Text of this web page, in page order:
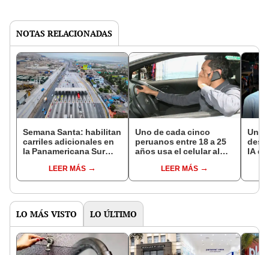
NOTAS RELACIONADAS
Semana Santa: habilitan
carriles adicionales en
la Panamericana Sur
LEER MÁS
Uno de cada cinco
peruanos entre 18 a 25
años usa el celular al
estudio revela serios
riesgos en el tráfico
LEER MÁS
IA
LO MÁS VISTO LO ÚLTIMO